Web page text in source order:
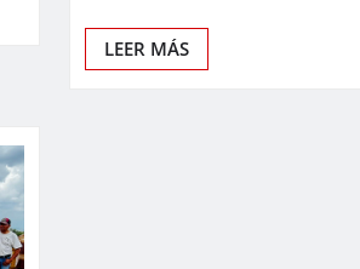
LEER MÁS